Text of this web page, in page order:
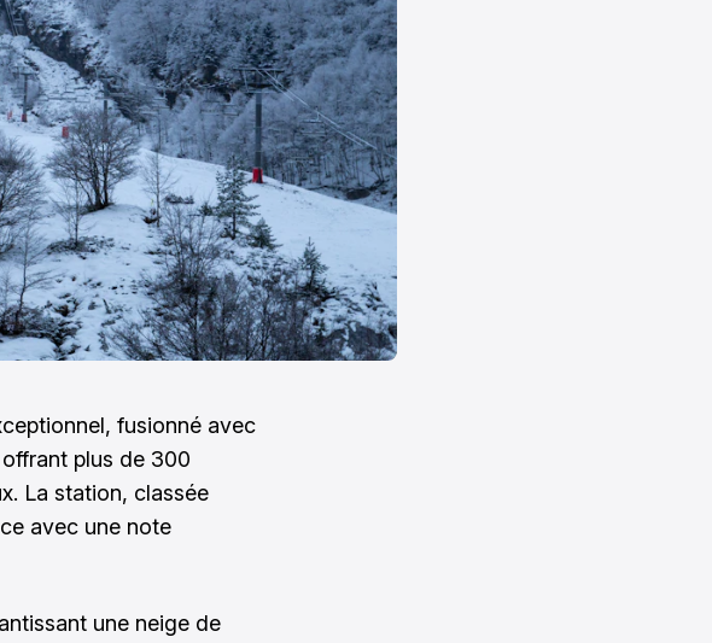
fusionné avec
plus de 300
La station, classée
avec une note
une neige de